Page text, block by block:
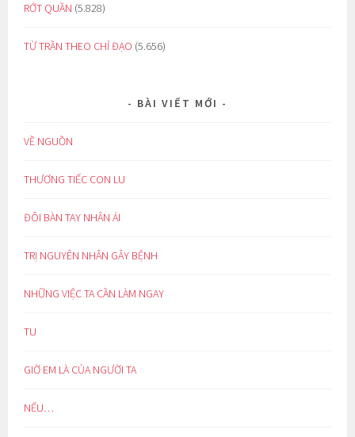
RỚT QUẦN (5.828)
TỪ TRẦN THEO CHỈ ĐẠO (5.656)
BÀI VIẾT MỚI
VỀ NGUỒN
THƯƠNG TIẾC CON LU
ĐÔI BÀN TAY NHÂN ÁI
TRỊ NGUYÊN NHÂN GÂY BỆNH
NHỮNG VIỆC TA CẦN LÀM NGAY
TU
GIỜ EM LÀ CỦA NGƯỜI TA
NẾU…